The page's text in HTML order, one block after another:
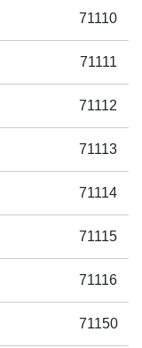
71110
71111
71112
71113
71114
71115
71116
71150